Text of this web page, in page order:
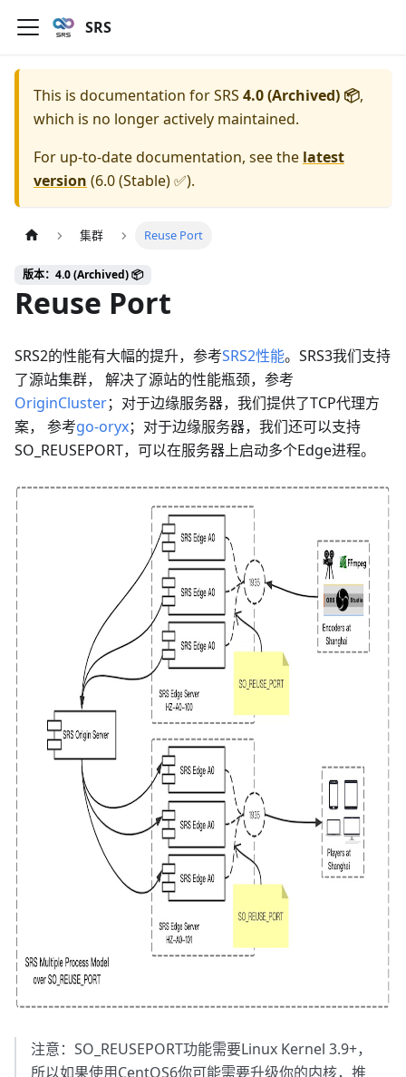
SRS
This is documentation forSRS 4.0 (Archived) 📦,
which is no longer actively maintained.
For up-to-date documentation, see the latest
version (6.0 (Stable) ✅).
集群 Reuse Port
版本：4.0 (Archived) 📦
Reuse Port
SRS2的性能有大幅的提升，参考SRS2性能。SRS3我们支持
了源站集群， 解决了源站的性能瓶颈，参考
OriginCluster；对于边缘服务器，我们提供了TCP代理方
案， 参考go-oryx；对于边缘服务器，我们还可以支持
SO_REUSEPORT，可以在服务器上启动多个Edge进程。
注意：SO_REUSEPORT功能需要Linux Kernel 3.9+，
所以如果使用CentOS6你可能需要升级你的内核，推